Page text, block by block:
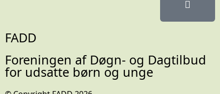
FADD
Foreningen af Døgn- og Dagtilbud
for udsatte børn og unge